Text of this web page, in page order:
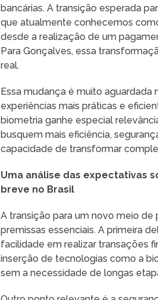
bancárias. A transição esperada
que atualmente conhecemos
desde a realização de um
Para Gonçalves, essa
real.
Essa mudança é muito
experiências mais práticas e
biometria ganhe especial
busquem mais eficiência,
capacidade de transformar
Uma análise das expectativas
breve no Brasil
A transição para um novo meio
premissas essenciais. A primeira
facilidade em realizar transações
inserção de tecnologias como a
sem a necessidade de longas